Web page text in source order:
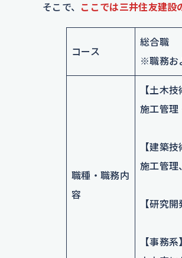
そこで、 ここでは三井住友建設
コース
総合職
※職務お
職種・職務内
容
【土木技
施工管
【建築技
施工管理
【研究開
【事務系